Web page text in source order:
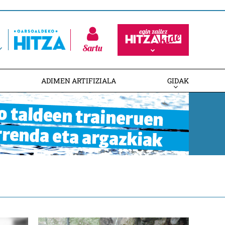
Sartu
ADIMEN ARTIFIZIALA GIDAK